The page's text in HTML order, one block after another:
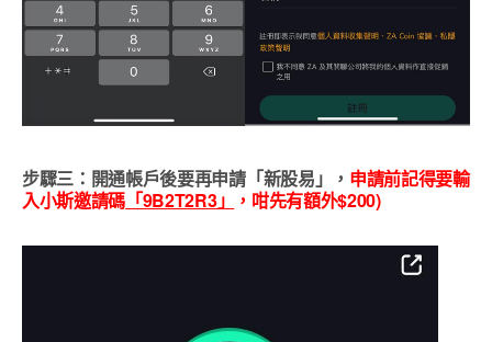
步驟三：開通帳戶後要再申請「新股易」， 申請前記得要輸
入小斯邀請碼 「9B2T2R3」 ，咁先有額外$200)